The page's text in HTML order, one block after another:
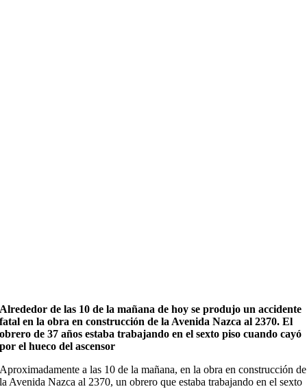
Alrededor de las 10 de la mañana de hoy se produjo un accidente
fatal en la obra en construcción de la Avenida Nazca al 2370. El
obrero de 37 años estaba trabajando en el sexto piso cuando cayó
por el hueco del ascensor
Aproximadamente a las 10 de la mañana, en la obra en construcción de
la Avenida Nazca al 2370, un obrero que estaba trabajando en el sexto